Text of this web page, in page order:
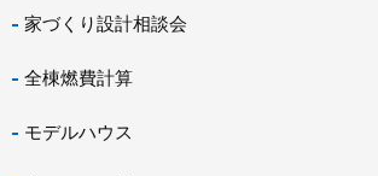
家づくり設計相談会
全棟燃費計算
モデルハウス